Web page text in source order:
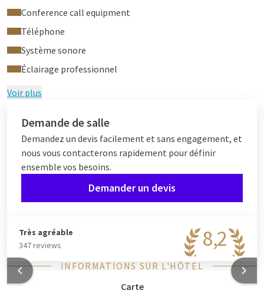
Conference call equipment
Téléphone
Système sonore
Éclairage professionnel
Voir plus
Demande de salle
Demandez un devis facilement et sans engagement, et
nous vous contacterons rapidement pour définir
ensemble vos besoins.
Demander un devis
8,2
Très agréable
347 reviews
INFORMATIONS SUR L'HÔTEL
Carte